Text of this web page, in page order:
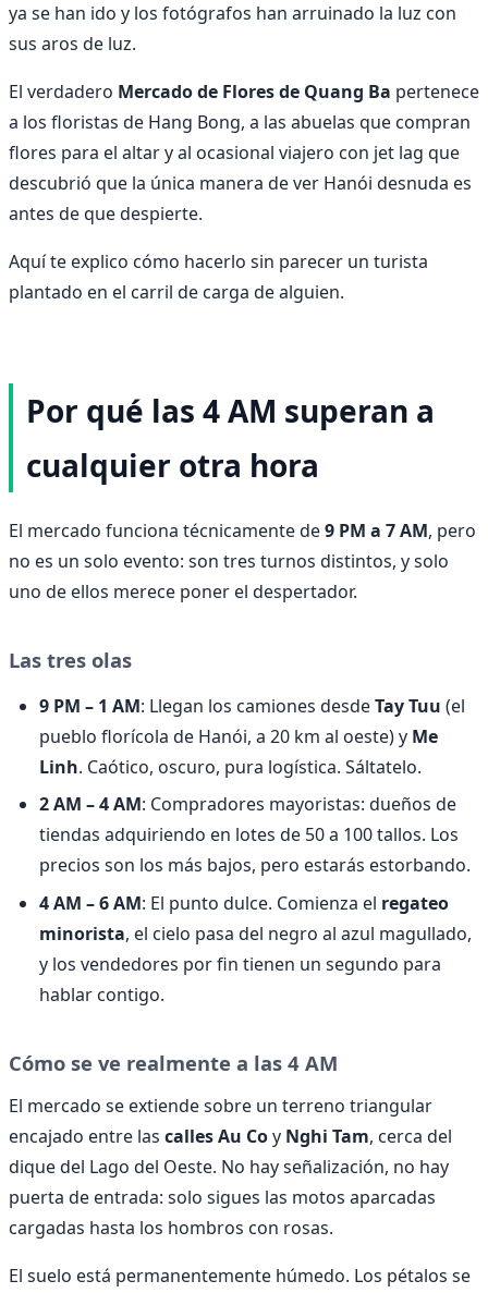
ya se han ido y los fotógrafos han arruinado la luz con
sus aros de luz.
El verdadero Mercado de Flores de Quang Ba pertenece
a los floristas de Hang Bong, a las abuelas que compran
flores para el altar y al ocasional viajero con jet lag que
descubrió que la única manera de ver Hanói desnuda es
antes de que despierte.
Aquí te explico cómo hacerlo sin parecer un turista
plantado en el carril de carga de alguien.
Por qué las 4 AM superan a
cualquier otra hora
El mercado funciona técnicamente de9 PM a 7 AM, pero
no es un solo evento: son tres turnos distintos, y solo
uno de ellos merece poner el despertador.
Las tres olas
9 PM – 1 AM: Llegan los camiones desdeTay Tuu (el
pueblo florícola de Hanói, a 20 km al oeste) y Me
Linh. Caótico, oscuro, pura logística. Sáltatelo.
2 AM – 4 AM: Compradores mayoristas: dueños de
tiendas adquiriendo en lotes de 50 a 100 tallos. Los
precios son los más bajos, pero estarás estorbando.
4 AM – 6 AM: El punto dulce. Comienza el regateo
minorista, el cielo pasa del negro al azul magullado,
y los vendedores por fin tienen un segundo para
hablar contigo.
Cómo se ve realmente a las 4 AM
El mercado se extiende sobre un terreno triangular
encajado entre las calles Au Coy Nghi Tam, cerca del
dique del Lago del Oeste. No hay señalización, no hay
puerta de entrada: solo sigues las motos aparcadas
cargadas hasta los hombros con rosas.
El suelo está permanentemente húmedo. Los pétalos se